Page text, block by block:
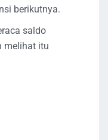
berikutnya.
saldo
melihat itu